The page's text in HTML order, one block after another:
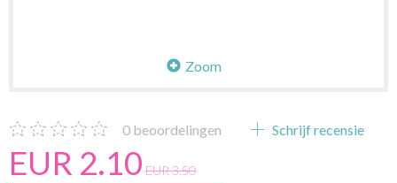
Zoom
0 beoordelingen Schrijf recensie
EUR 2.10 EUR 3.50